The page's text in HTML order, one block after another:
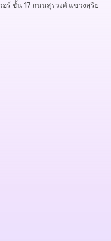
ร์ ชั้น 17 ถนนสุรวงศ์ แขวงสุริย